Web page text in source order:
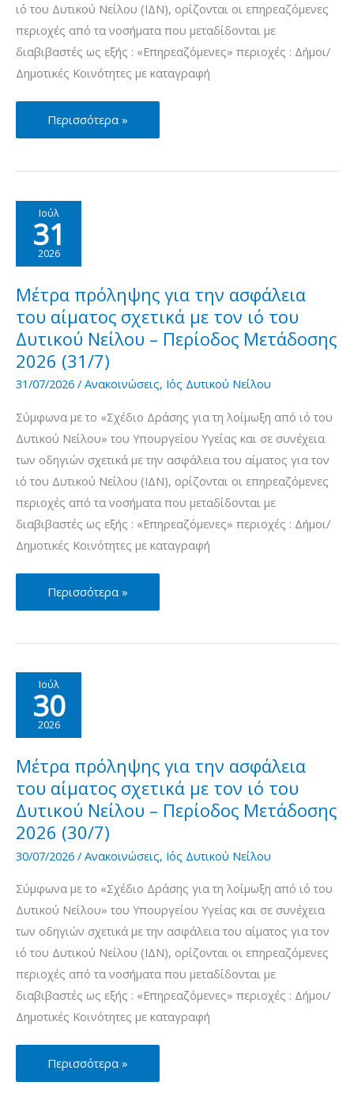
2026
(7/8)
ιό του Δυτικού Νείλου (ΙΔΝ), ορίζονται οι επηρεαζόμενες
περιοχές από τα νοσήματα που μεταδίδονται με
διαβιβαστές ως εξής : «Επηρεαζόμενες» περιοχές : Δήμοι/
Δημοτικές Κοινότητες με καταγραφή
Μέτρα
πρόληψης
ασφάλεια
του
αίματος
σχετικά
με
τον
ιό
του
Δυτικού
–
Περίοδος
Μετάδοσης
2026
(5/8)
Περισσότερα »
Ιούλ
31
2026
Μέτρα πρόληψης για την ασφάλεια
του αίματος σχετικά με τον ιό του
Δυτικού Νείλου – Περίοδος Μετάδοσης
2026 (31/7)
31/07/2026 / Ανακοινώσεις, Ιός Δυτικού Νείλου
Σύμφωνα με το «Σχέδιο Δράσης για τη λοίμωξη από ιό του
Δυτικού Νείλου» του Υπουργείου Υγείας και σε συνέχεια
των οδηγιών σχετικά με την ασφάλεια του αίματος για τον
ιό του Δυτικού Νείλου (ΙΔΝ), ορίζονται οι επηρεαζόμενες
περιοχές από τα νοσήματα που μεταδίδονται με
διαβιβαστές ως εξής : «Επηρεαζόμενες» περιοχές : Δήμοι/
Δημοτικές Κοινότητες με καταγραφή
Μέτρα
πρόληψης
ασφάλεια
του
αίματος
σχετικά
με
τον
ιό
του
Δυτικού
–
Περίοδος
Μετάδοσης
2026
(31/7)
Περισσότερα »
Ιούλ
30
2026
Μέτρα πρόληψης για την ασφάλεια
του αίματος σχετικά με τον ιό του
Δυτικού Νείλου – Περίοδος Μετάδοσης
2026 (30/7)
30/07/2026 / Ανακοινώσεις, Ιός Δυτικού Νείλου
Σύμφωνα με το «Σχέδιο Δράσης για τη λοίμωξη από ιό του
Δυτικού Νείλου» του Υπουργείου Υγείας και σε συνέχεια
των οδηγιών σχετικά με την ασφάλεια του αίματος για τον
ιό του Δυτικού Νείλου (ΙΔΝ), ορίζονται οι επηρεαζόμενες
περιοχές από τα νοσήματα που μεταδίδονται με
διαβιβαστές ως εξής : «Επηρεαζόμενες» περιοχές : Δήμοι/
Δημοτικές Κοινότητες με καταγραφή
Μέτρα
πρόληψης
Περισσότερα »